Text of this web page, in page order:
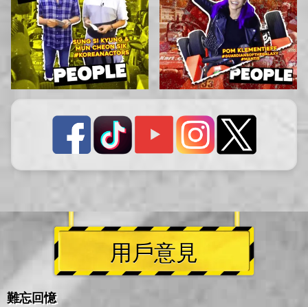
用戶意見
難忘回憶